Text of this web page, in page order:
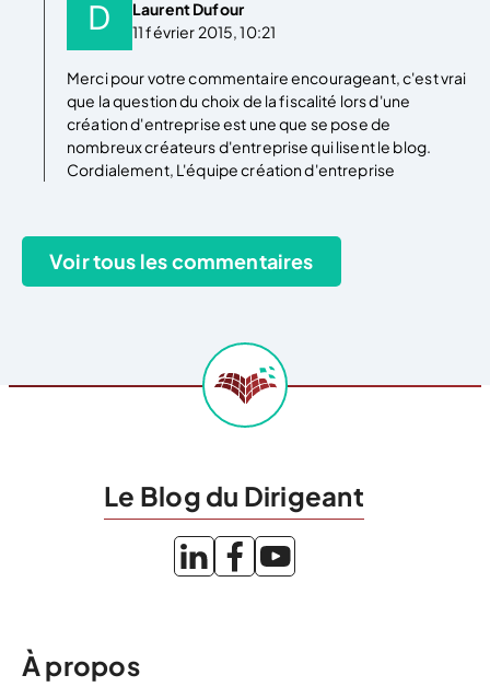
Laurent Dufour
11 février 2015, 10:21
Merci pour votre commentaire encourageant, c'est vrai
que la question du choix de la fiscalité lors d'une
création d'entreprise est une que se pose de
nombreux créateurs d'entreprise qui lisent le blog.
Cordialement, L'équipe création d'entreprise
Le Blog du Dirigeant
À propos